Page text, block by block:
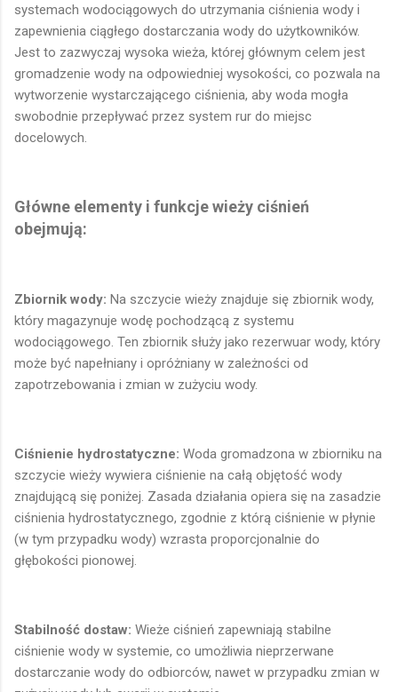
systemach wodociągowych do utrzymania ciśnienia wody i
zapewnienia ciągłego dostarczania wody do użytkowników.
Jest to zazwyczaj wysoka wieża, której głównym celem jest
gromadzenie wody na odpowiedniej wysokości, co pozwala na
wytworzenie wystarczającego ciśnienia, aby woda mogła
swobodnie przepływać przez system rur do miejsc
docelowych.
Główne elementy i funkcje wieży ciśnień
obejmują:
Zbiornik wody: Na szczycie wieży znajduje się zbiornik wody,
który magazynuje wodę pochodzącą z systemu
wodociągowego. Ten zbiornik służy jako rezerwuar wody, który
może być napełniany i opróżniany w zależności od
zapotrzebowania i zmian w zużyciu wody.
Ciśnienie hydrostatyczne: Woda gromadzona w zbiorniku na
szczycie wieży wywiera ciśnienie na całą objętość wody
znajdującą się poniżej. Zasada działania opiera się na zasadzie
ciśnienia hydrostatycznego, zgodnie z którą ciśnienie w płynie
(w tym przypadku wody) wzrasta proporcjonalnie do
głębokości pionowej.
Stabilność dostaw: Wieże ciśnień zapewniają stabilne
ciśnienie wody w systemie, co umożliwia nieprzerwane
dostarczanie wody do odbiorców, nawet w przypadku zmian w